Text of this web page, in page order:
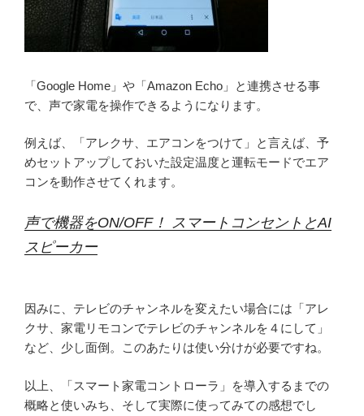
「Google Home」や「Amazon Echo」と連携させる事
で、声で家電を操作できるようになります。
例えば、「アレクサ、エアコンをつけて」と言えば、予
めセットアップしておいた設定温度と運転モードでエア
コンを動作させてくれます。
声で機器をON/OFF！ スマートコンセントとAI
スピーカー
因みに、テレビのチャンネルを変えたい場合には「アレ
クサ、家電リモコンでテレビのチャンネルを４にして」
など、少し面倒。このあたりは使い分けが必要ですね。
以上、「スマート家電コントローラ」を導入するまでの
概略と使いみち、そして実際に使ってみての感想でし